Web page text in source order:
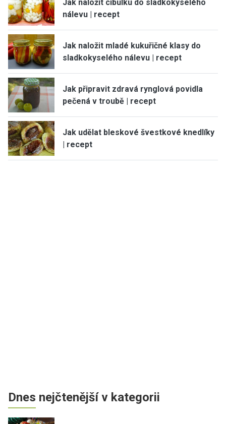
Jak naložit cibulku do sladkokyselého
nálevu | recept
Jak naložit mladé kukuřičné klasy do
sladkokyselého nálevu | recept
Jak připravit zdravá rynglová povidla
pečená v troubě | recept
Jak udělat bleskové švestkové knedlíky
| recept
Dnes nejčtenější v kategorii